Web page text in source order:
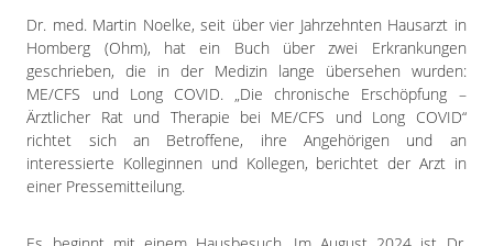
Ulrichstein
Wartenberg
Schwalm
Fulda
Gießen
Dr. med. Martin Noelke, seit über vier Jahrzehnten Hausarzt in
Homberg (Ohm), hat ein Buch über zwei Erkrankungen
geschrieben, die in der Medizin lange übersehen wurden:
ME/CFS und Long COVID. „Die chronische Erschöpfung –
Ärztlicher Rat und Therapie bei ME/CFS und Long COVID“
richtet sich an Betroffene, ihre Angehörigen und an
interessierte Kolleginnen und Kollegen, berichtet der Arzt in
einer Pressemitteilung.